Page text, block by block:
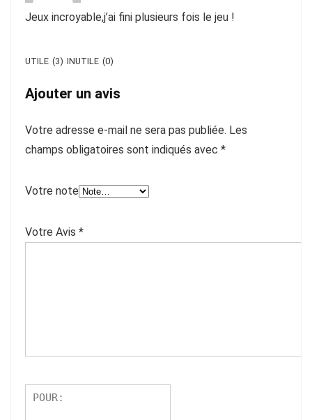
Jeux incroyable,j’ai fini plusieurs fois le jeu !
UTILE (3) INUTILE (0)
Ajouter un avis
Votre adresse e-mail ne sera pas publiée. Les
champs obligatoires sont indiqués avec *
Votre note
Votre Avis *